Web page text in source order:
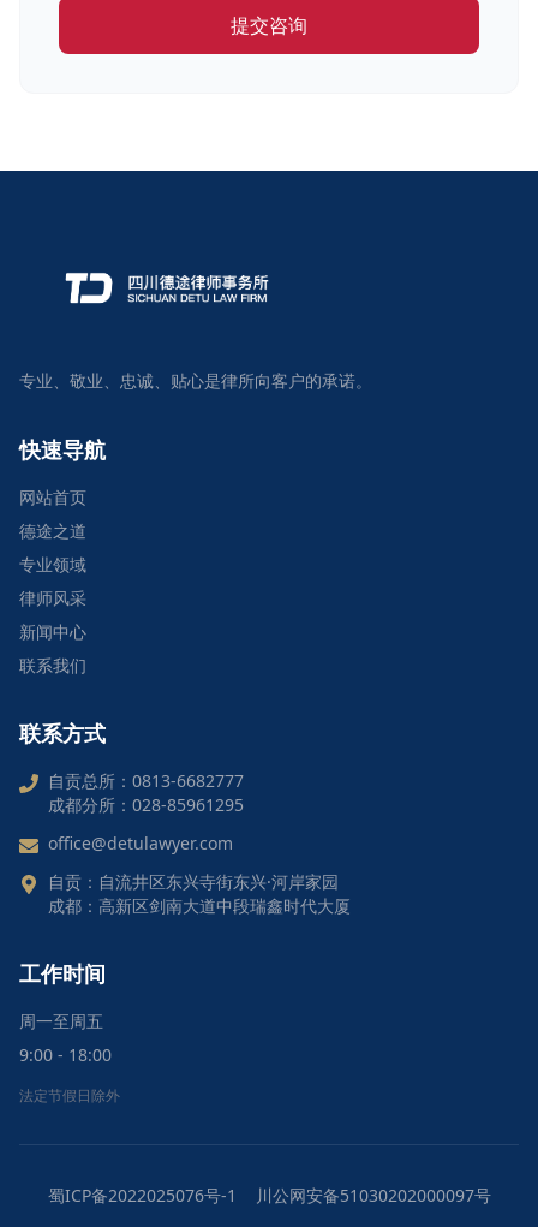
提交咨询
专业、敬业、忠诚、贴心是律所向客户的承诺。
快速导航
网站首页
德途之道
专业领域
律师风采
新闻中心
联系我们
联系方式
自贡总所：0813-6682777
成都分所：028-85961295
office@detulawyer.com
自贡：自流井区东兴寺街东兴·河岸家园
成都：高新区剑南大道中段瑞鑫时代大厦
工作时间
周一至周五
9:00 - 18:00
法定节假日除外
蜀ICP备2022025076号-1 川公网安备51030202000097号